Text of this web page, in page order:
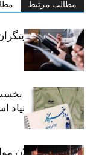
مطالب مرتبط
خبرنگاران،
حقیقت
«رسانه» سنگر
پیشگیری از اعتیاد
نکوداشت فعالان